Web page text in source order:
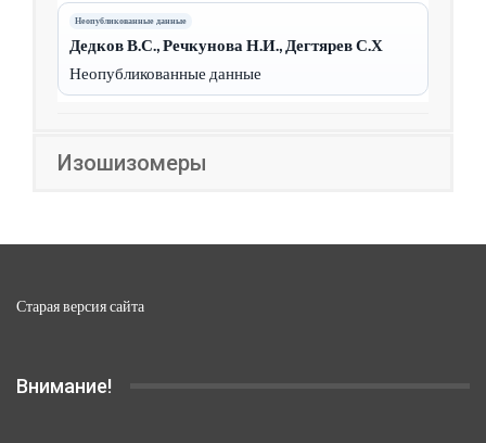
Неопубликованные данные
Дедков В.С., Речкунова Н.И., Дегтярев С.Х
Неопубликованные данные
Изошизомеры
Старая версия сайта
Внимание!